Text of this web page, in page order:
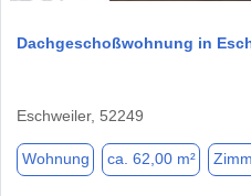
Dachgeschoßwohnung in
Eschweiler, 52249
Wohnung ca. 62,00 m²